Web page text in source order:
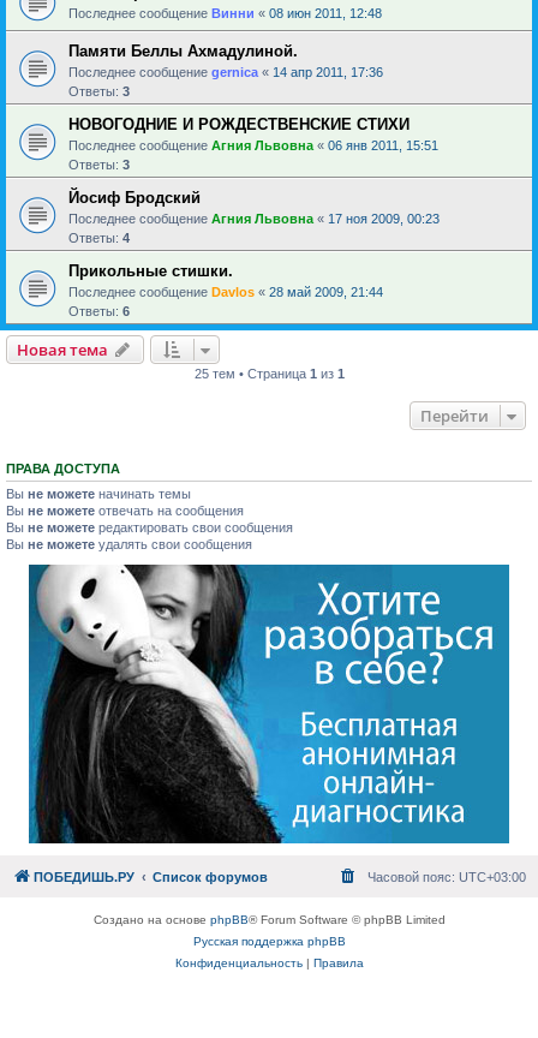
Последнее сообщение Винни « 08 июн 2011, 12:48
Памяти Беллы Ахмадулиной.
Последнее сообщение gernica « 14 апр 2011, 17:36
Ответы: 3
НОВОГОДНИЕ И РОЖДЕСТВЕНСКИЕ СТИХИ
Последнее сообщение Агния Львовна « 06 янв 2011, 15:51
Ответы: 3
Йосиф Бродский
Последнее сообщение Агния Львовна « 17 ноя 2009, 00:23
Ответы: 4
Прикольные стишки.
Последнее сообщение Davlos « 28 май 2009, 21:44
Ответы: 6
Новая тема
25 тем • Страница 1 из 1
Перейти
ПРАВА ДОСТУПА
Вы не можете начинать темы
Вы не можете отвечать на сообщения
Вы не можете редактировать свои сообщения
Вы не можете удалять свои сообщения
ПОБЕДИШЬ.РУ Список форумов Часовой пояс: UTC+03:00
Создано на основе phpBB® Forum Software © phpBB Limited
Русская поддержка phpBB
Конфиденциальность| Правила